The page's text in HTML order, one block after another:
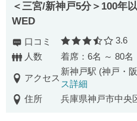
＜三宮/新神戸5分＞100年
WED
口コミ 口コ
3.6
人数
着席：6名 ～ 80名
アクセス
新神戸駅 (神戸・
ス詳細
住所
兵庫県神戸市中央